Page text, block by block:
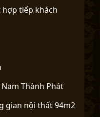
hợp tiếp khách
Thành Phát
gian nội thất 94m2